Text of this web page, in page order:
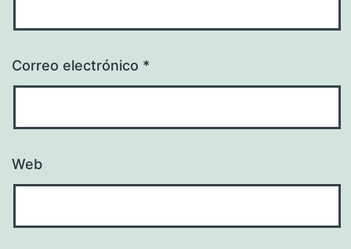
Correo electrónico *
Web